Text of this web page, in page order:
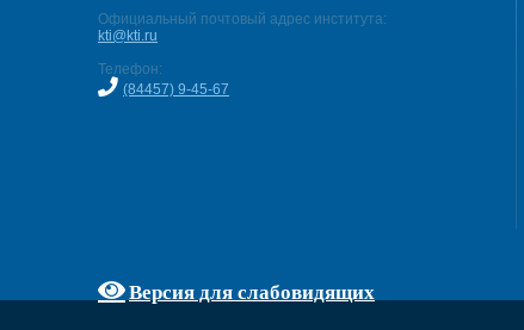
Официальный почтовый адрес института:
kti@kti.ru
Телефон:
(84457) 9-45-67
Версия для слабовидящих